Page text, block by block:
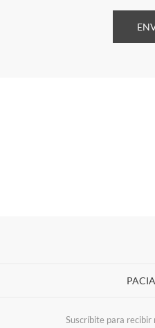
Suscríbite para recibir